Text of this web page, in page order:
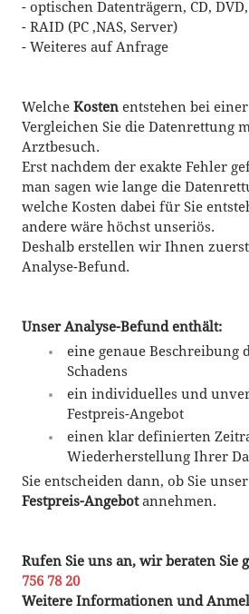
- optischen Datenträgern, CD,
- RAID (PC ,NAS, Server)
- Weiteres auf Anfrage
Welche Kosten entstehen bei
Vergleichen Sie die Datenrettung
Arztbesuch.
Erst nachdem der exakte Fehler
man sagen wie lange die
welche Kosten dabei für Sie
andere wäre höchst unseriös.
Deshalb erstellen wir Ihnen
Analyse-Befund.
Unser Analyse-Befund enthält:
eine genaue Beschreibung
Schadens
ein individuelles und
Festpreis-Angebot
einen klar definierten
Wiederherstellung Ihrer
Sie entscheiden dann, ob Sie unser
Festpreis-Angebotannehmen.
Rufen Sie uns an, wir beraten Sie
756 78 20
Weitere Informationen und